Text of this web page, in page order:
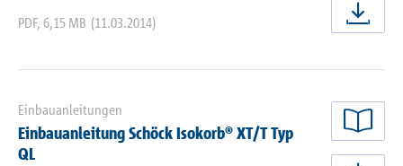
PDF, 6,15 MB (11.03.2014)
Einbauanleitungen
Einbauanleitung Schöck Isokorb® XT/T Typ
QL